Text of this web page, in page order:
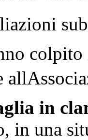
in
in una